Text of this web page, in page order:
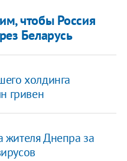
чтобы Россия
Беларусь
холдинга
гривен
Днепра за